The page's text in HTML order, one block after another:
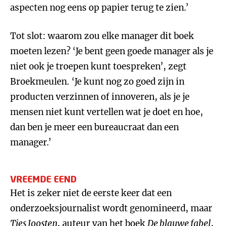
aspecten nog eens op papier terug te zien.’
Tot slot: waarom zou elke manager dit boek
moeten lezen? ‘Je bent geen goede manager als je
niet ook je troepen kunt toespreken’, zegt
Broekmeulen. ‘Je kunt nog zo goed zijn in
producten verzinnen of innoveren, als je je
mensen niet kunt vertellen wat je doet en hoe,
dan ben je meer een bureaucraat dan een
manager.’
VREEMDE EEND
Het is zeker niet de eerste keer dat een
onderzoeksjournalist wordt genomineerd, maar
Ties Joosten, auteur van het boek De blauwe fabel,